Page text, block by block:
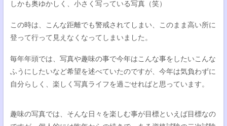
しかも奥ゆかしく、小さく写っている写真（笑）
この時は、こんな距離でも警戒されてしまい、このまま高い所に
登って行って見えなくなってしまいました。
毎年年頭では、写真や趣味の事で今年はこんな事をしたいこんな
ふうにしたいなど希望を述べていたのですが、今年は気負わずに
自分らしく、楽しく写真ライフを過ごせればと思っています。
趣味の写真では、そんな日々を楽しむ事が目標といえば目標なの